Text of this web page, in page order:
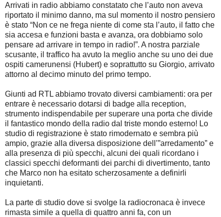
Arrivati in radio abbiamo constatato che l’auto non aveva
riportato il minimo danno, ma sul momento il nostro pensiero
è stato “Non ce ne frega niente di come sta l’auto, il fatto che
sia accesa e funzioni basta e avanza, ora dobbiamo solo
pensare ad arrivare in tempo in radio!”. A nostra parziale
scusante, il traffico ha avuto la meglio anche su uno dei due
ospiti camerunensi (Hubert) e soprattutto su Giorgio, arrivato
attorno al decimo minuto del primo tempo.
Giunti ad RTL abbiamo trovato diversi cambiamenti: ora per
entrare è necessario dotarsi di badge alla reception,
strumento indispendabile per superare una porta che divide
il fantastico mondo della radio dal triste mondo esterno! Lo
studio di registrazione è stato rimodernato e sembra più
ampio, grazie alla diversa disposizione dell’”arredamento” e
alla presenza di più specchi, alcuni dei quali ricordano i
classici specchi deformanti dei parchi di divertimento, tanto
che Marco non ha esitato scherzosamente a definirli
inquietanti.
La parte di studio dove si svolge la radiocronaca è invece
rimasta simile a quella di quattro anni fa, con un